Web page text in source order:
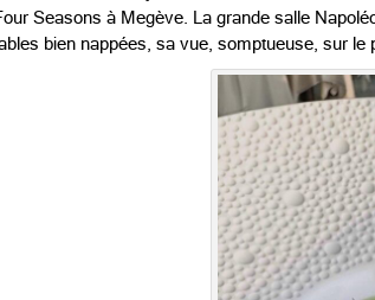
Seasons à Megève. La grande salle
bien nappées, sa vue, somptueuse, sur le